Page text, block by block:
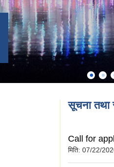
सूचना तथा
Call for
मिति: 07/22/